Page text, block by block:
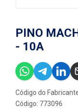
PINO
- 10A
Código do
Código: 773096